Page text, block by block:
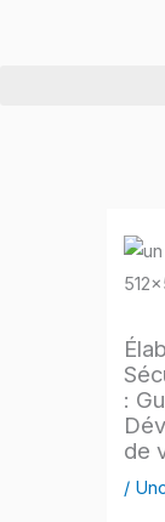
:
de
/